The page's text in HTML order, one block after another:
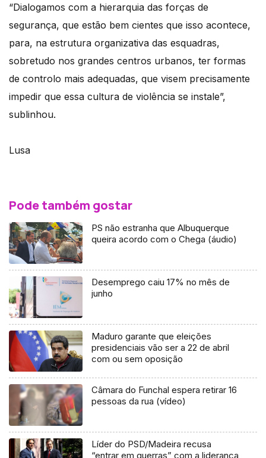
“Dialogamos com a hierarquia das forças de
segurança, que estão bem cientes que isso acontece,
para, na estrutura organizativa das esquadras,
sobretudo nos grandes centros urbanos, ter formas
de controlo mais adequadas, que visem precisamente
impedir que essa cultura de violência se instale”,
sublinhou.
Lusa
Pode também gostar
PS não estranha que Albuquerque
queira acordo com o Chega (áudio)
Desemprego caiu 17% no mês de
junho
Maduro garante que eleições
presidenciais vão ser a 22 de abril
com ou sem oposição
Câmara do Funchal espera retirar 16
pessoas da rua (vídeo)
Líder do PSD/Madeira recusa
“entrar em guerras” com a liderança